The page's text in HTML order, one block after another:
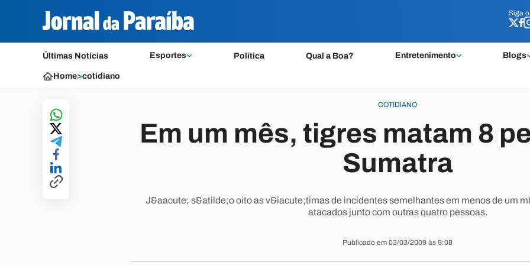
Siga o
Últimas Notícias Esportes Política Qual a Boa? Entretenimento Blogs
Siga o
Home>cotidiano
COTIDIANO
Em um mês, tigres matam 8
Sumatra
J&aacute; s&atilde;o oito as v&iacute;timas de incidentes semelhantes em menos de um
atacados junto com outras quatro pessoas.
Publicado em 03/03/2009 às 9:08